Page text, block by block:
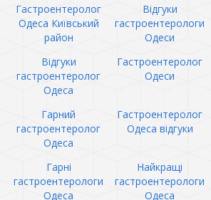
Гастроентеролог
Одеса Київський
район
Відгуки
гастроентерологи
Одеси
Відгуки
гастроентеролог
Одеса
Гастроентеролог
Одеси
Гарний
гастроентеролог
Одеса
Гастроентеролог
Одеса відгуки
Гарні
гастроентерологи
Одеса
Найкращі
гастроентерологи
Одеса